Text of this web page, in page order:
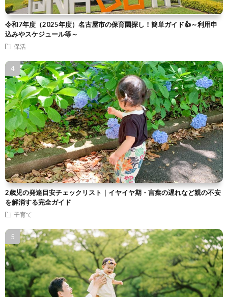
令和7年度（2025年度）名古屋市の保育園探し！簡単ガイド👍～利用申
込みやスケジュール等～
保活
2歳児の発達目安チェックリスト｜イヤイヤ期・言葉の遅れなど親の不安
を解消する完全ガイド
子育て